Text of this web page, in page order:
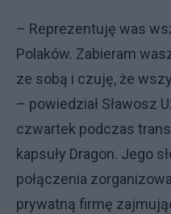
– Reprezentuję was
Polaków. Zabieram
ze sobą i czuję, że
– powiedział Sławosz
czwartek podczas
kapsuły Dragon. Jego
połączenia
prywatną firmę